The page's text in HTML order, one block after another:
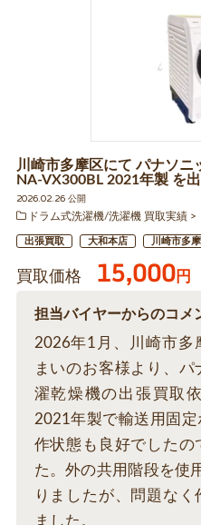
川崎市多摩区にて パナソ
NA-VX300BL 2021年製 を
2026.02.26 公開
ドラム式洗濯機/洗濯機 買取実績
出張買取 大和本店 川崎市多
買取価格 15,000円
担当バイヤーからのコメ
2026年1月、川崎市多
まいのお客様より、
濯乾燥機の出張買取
2021年製で輸送用固
作状態も良好でしたの
た。外の共用階段を使
りましたが、問題な
ました。